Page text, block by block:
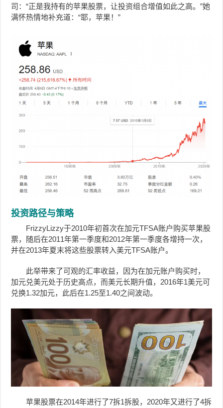
司：“正是我持有的苹果股票，让投资组合增值如此之高。”她
满怀热情地补充道：“耶，苹果！”
投资路径与策略
FrizzyLizzy于2010年初首次在加元TFSA账户购买苹果股
票，随后在2011年第一季度和2012年第一季度各增持一次，
并在2013年夏末将这些股票转入美元TFSA账户。
此举带来了可观的汇率收益，因为在加元账户购买时，
加元兑美元处于历史高点，而美元长期升值，2016年1美元可
兑换1.32加元，此后在1.25至1.40之间波动。
苹果股票在2014年进行了7拆1拆股，2020年又进行了4拆